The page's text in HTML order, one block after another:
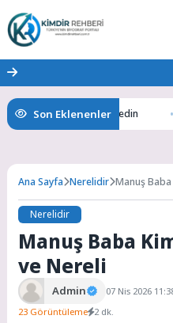
Son Eklenenler
Gizemlerini Keşfedin
Ana Sayfa Nerelidir Manuş Baba
Nerelidir
Manuş Baba
ve Nereli
Admin 07 Nis 2026
23 Görüntüleme 2 dk.